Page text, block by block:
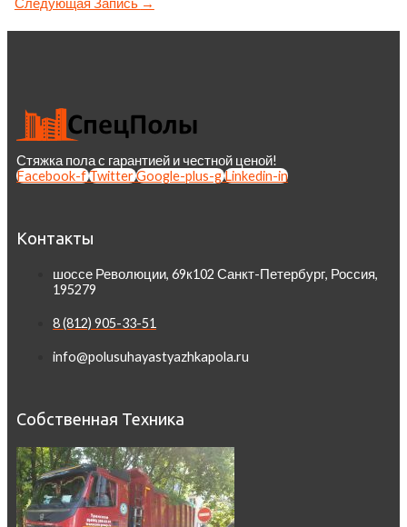
Следующая Запись →
Стяжка пола с гарантией и честной ценой!
Facebook-fTwitterGoogle-plus-gLinkedin-in
Контакты
шоссе Революции, 69к102 Санкт-Петербург, Россия,
195279
8 (812) 905-33-51
info@polusuhayastyazhkapola.ru
Собственная Техника